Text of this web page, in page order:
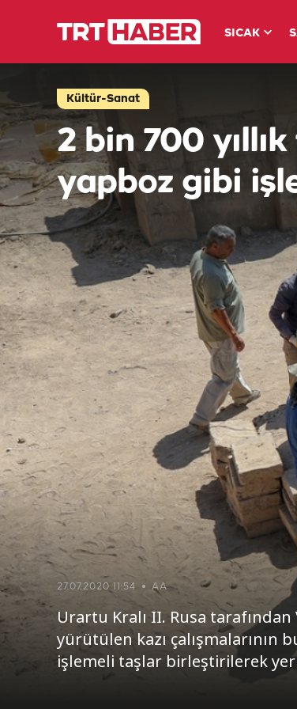
SICAK
Kültür-Sanat
2 bin 700
yapboz gibi
27.07.2020 11:54 AA
Urartu Kralı II. Rusa
yürütülen kazı çalışmalarının
işlemeli taşlar birleştirilerek